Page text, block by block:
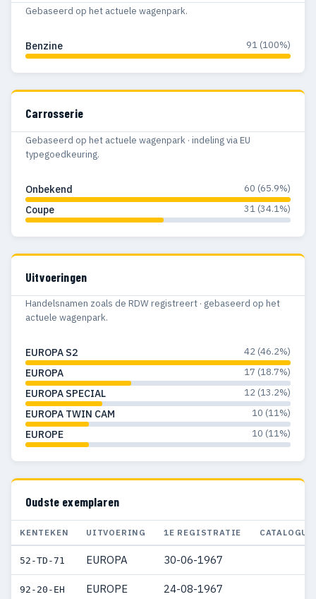
Gebaseerd op het actuele wagenpark.
Benzine 91 (100%)
Carrosserie
Gebaseerd op het actuele wagenpark · indeling via EU
typegoedkeuring.
Onbekend 60 (65.9%)
Coupe 31 (34.1%)
Uitvoeringen
Handelsnamen zoals de RDW registreert · gebaseerd op het
actuele wagenpark.
EUROPA S2 42 (46.2%)
EUROPA 17 (18.7%)
EUROPA SPECIAL 12 (13.2%)
EUROPA TWIN CAM 10 (11%)
EUROPE 10 (11%)
Oudste exemplaren
KENTEKEN UITVOERING 1E REGISTRATIE
52-TD-71 EUROPA 30-06-1967
92-20-EH EUROPE 24-08-1967